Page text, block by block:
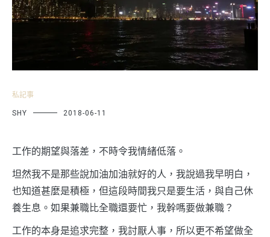
私記事
SHY 2018-06-11
工作的期望與落差，不時令我情緒低落。
坦然我不是那些說加油加油就好的人，我說過我早明白，
也知道甚麼是積極，但這段時間我只是要生活，與自己休
養生息。如果兼職比全職還要忙，我幹嗎要做兼職？
工作的本身是追求完整，我討厭人事，所以更不希望做全